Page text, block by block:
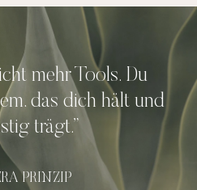
mehr Tools. Du
das dich hält und
trägt.”
PRINZIP